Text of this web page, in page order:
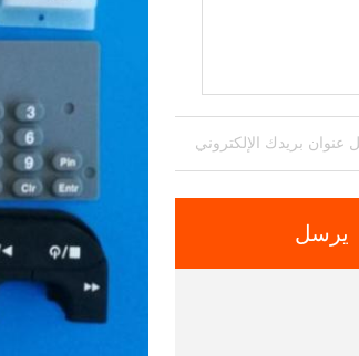
يرسل